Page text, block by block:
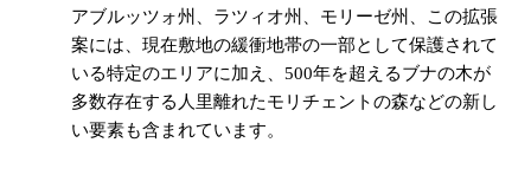
アブルッツォ州、ラツィオ州、モリーゼ州、この拡張
案には、現在敷地の緩衝地帯の一部として保護されて
いる特定のエリアに加え、500年を超えるブナの木が
多数存在する人里離れたモリチェントの森などの新し
い要素も含まれています。